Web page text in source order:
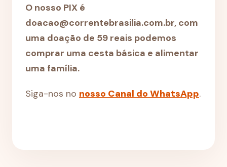
O nosso PIX é
doacao@correntebrasilia.com.br, com
uma doação de 59 reais podemos
comprar uma cesta básica e alimentar
uma família.
Siga-nos no nosso Canal do WhatsApp.